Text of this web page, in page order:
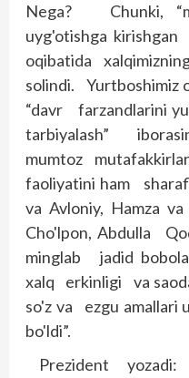
Nega? Chunki,
uyg'otishga
oqibatida
solindi. Yurtboshimiz
“davr farzandlarini
tar­biyalash”
mumtoz
faoliyatini ham
va Avloniy, Hamza
Cho'lpon, Abdulla
minglab jadid
xalq erkinligi va
so'z va ezgu amallari
bo'ldi”.
Prezident yozadi: